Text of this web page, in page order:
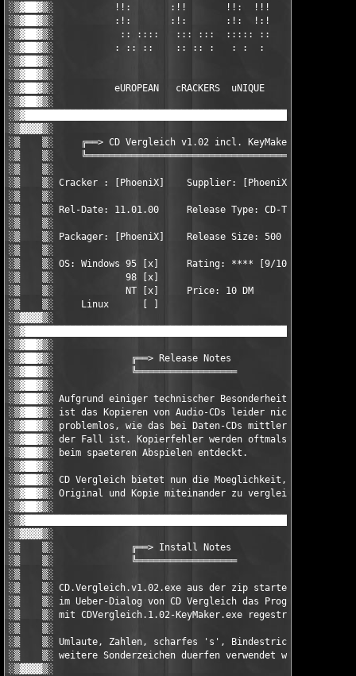
░▒▓██▓▒░           !!:       :!!       !!:  !!!         ░▒
░▒▓██▓▒░           :!:       :!:       :!:  !:!         ░▒
░▒▓██▓▒░            :: ::::   ::: :::  ::::: ::         ░▒
░▒▓██▓▒░           : :: ::    :: :: :   : :  :          ░▒
░▒▓██▓▒░                                                ░▒
░▒▓██▓▒░                                                ░▒
░▒▓██▓▒░           eUROPEAN   cRACKERS  uNIQUE          ░▒
░▒▓██▓▒░
░▒▓▓▓▓▒░
░▒    ▒░     ╔══> CD Vergleich v1.02 incl. KeyMaker
░▒    ▒░     ╚═══════════════════════════════════════
░▒    ▒░
░▒    ▒░ Cracker : [PhoeniX]    Supplier: [PhoeniX]
░▒    ▒░
░▒    ▒░ Rel-Date: 11.01.00     Release Type: CD-Tool
░▒    ▒░
░▒    ▒░ Packager: [PhoeniX]    Release Size: 500 kByte
░▒    ▒░
░▒    ▒░ OS: Windows 95 [x]     Rating: **** [9/10]
░▒    ▒░             98 [x]
░▒    ▒░             NT [x]     Price: 10 DM
░▒    ▒░     Linux      [ ]
░▒▓▓▓▓▒░
░▒▓██▓▒░
░▒▓██▓▒░              ╔══> Release Notes                ░▒
░▒▓██▓▒░              ╚══════════════════               ░▒
░▒▓██▓▒░                                                ░▒
░▒▓██▓▒░ Aufgrund einiger technischer Besonderheiten    ░▒
░▒▓██▓▒░ ist das Kopieren von Audio-CDs leider nicht so ░▒
░▒▓██▓▒░ problemlos, wie das bei Daten-CDs mittlerweile ░▒
░▒▓██▓▒░ der Fall ist. Kopierfehler werden oftmals erst ░▒
░▒▓██▓▒░ beim spaeteren Abspielen entdeckt.             ░▒
░▒▓██▓▒░                                                ░▒
░▒▓██▓▒░ CD Vergleich bietet nun die Moeglichkeit,      ░▒
░▒▓██▓▒░ Original und Kopie miteinander zu vergleichen. ░▒
░▒▓██▓▒░
░▒▓▓▓▓▒░
░▒    ▒░              ╔══> Install Notes
░▒    ▒░              ╚══════════════════
░▒    ▒░
░▒    ▒░ CD.Vergleich.v1.02.exe aus der zip starten und
░▒    ▒░ im Ueber-Dialog von CD Vergleich das Programm
░▒    ▒░ mit CDVergleich.1.02-KeyMaker.exe
░▒    ▒░
░▒    ▒░ Umlaute, Zahlen, scharfes 's', Bindestrich und
░▒    ▒░ weitere Sonderzeichen duerfen verwendet
░▒▓▓▓▓▒░